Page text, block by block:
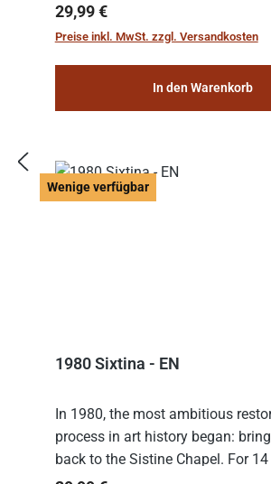
Regulärer Preis:
29,99 €
Preise inkl. MwSt. zzgl. Versandkosten
In den Warenkorb
Wenige verfügbar
1980 Sixtina - EN
In 1980, the most ambitious
process in art history began:
back to the Sistine Chapel. For 14